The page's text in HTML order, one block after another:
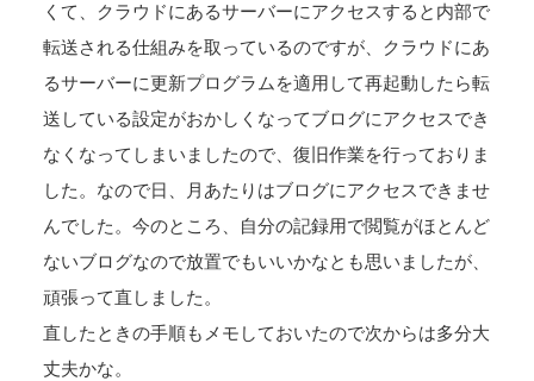
くて、クラウドにあるサーバーにアクセスすると内部で
転送される仕組みを取っているのですが、クラウドにあ
るサーバーに更新プログラムを適用して再起動したら転
送している設定がおかしくなってブログにアクセスでき
なくなってしまいましたので、復旧作業を行っておりま
した。なので日、月あたりはブログにアクセスできませ
んでした。今のところ、自分の記録用で閲覧がほとんど
ないブログなので放置でもいいかなとも思いましたが、
頑張って直しました。
直したときの手順もメモしておいたので次からは多分大
丈夫かな。